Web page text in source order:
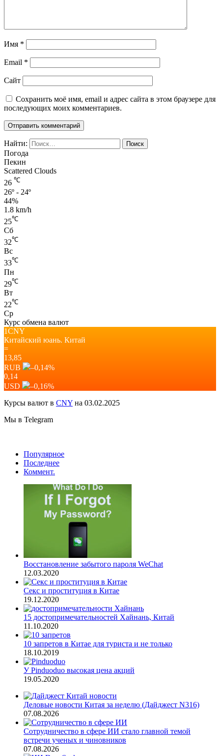
Имя *
Email *
Сайт
Сохранить моё имя, email и адрес сайта в этом браузере для
последующих моих комментариев.
Найти:
Погода
Пекин
Scattered Clouds
26 ℃
26º - 24º
44%
1.8 km/h
25℃
Сб
32℃
Вс
33℃
Пн
29℃
Вт
22℃
Ср
Курс обмена валют
1CNY
Китайский юань. Китай
=
13,85
RUB
–0,14%
0,14
USD
–0,16%
Курсы валют в CNY на 03.02.2025
Мы в Telegram
Популярное
Последнее
Коммент.
Восстановление забытого пароля WeChat
12.03.2020
Секс и проституция в Китае
19.12.2020
15 достопримечательностей Хайнань, Китай
11.10.2020
10 запретов в Китае для туриста и не только
18.10.2019
У Pinduoduo высокая цена акций
19.05.2020
Деловые новости Китая за неделю (Дайджест N316)
07.08.2026
Сотрудничество в сфере ИИ стало главной темой
встречи ученых и чиновников
07.08.2026